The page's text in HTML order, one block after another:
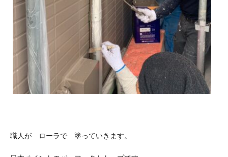
職人が ローラで 塗っていきます。